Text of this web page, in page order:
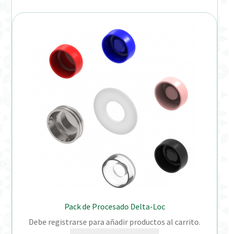
Pack de Procesado Delta-Loc
Debe registrarse para añadir productos al carrito.